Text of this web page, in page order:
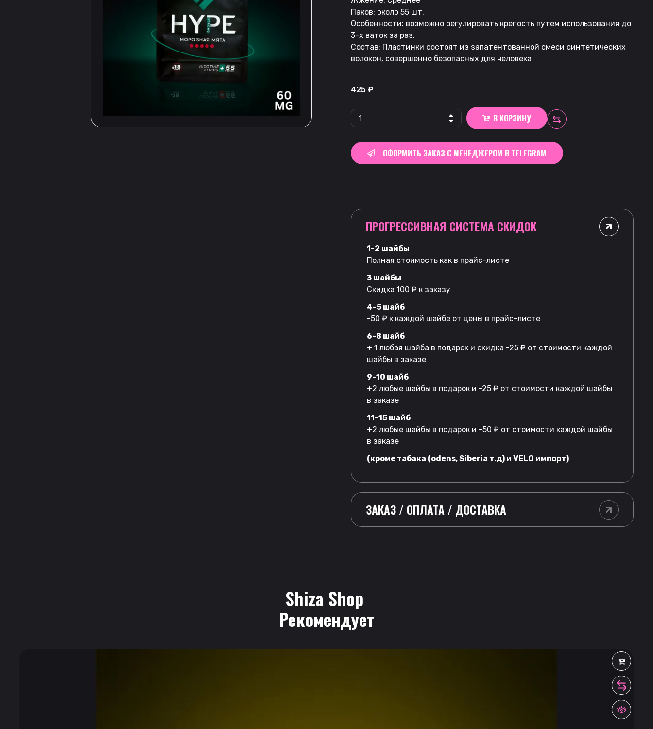
Паков: около 55 шт.
Особенности: возможно регулировать крепость путем использования до
3-х ваток за раз.
Состав: Пластинки состоят из запатентованной смеси синтетических
волокон, совершенно безопасных для человека
425 ₽
В КОРЗИНУ
ОФОРМИТЬ ЗАКАЗ С МЕНЕДЖЕРОМ В TELEGRAM
ПРОГРЕССИВНАЯ СИСТЕМА СКИДОК
1-2 шайбы
Полная стоимость как в прайс-листе
3 шайбы
Скидка 100 ₽ к заказу
4-5 шайб
-50 ₽ к каждой шайбе от цены в прайс-листе
6-8 шайб
+ 1 любая шайба в подарок и скидка -25 ₽ от стоимости каждой
шайбы в заказе
9-10 шайб
+2 любые шайбы в подарок и -25 ₽ от стоимости каждой шайбы
в заказе
11-15 шайб
+2 любые шайбы в подарок и -50 ₽ от стоимости каждой шайбы
в заказе
(кроме табака (odens, Siberia т.д) и VELO импорт)
ЗАКАЗ / ОПЛАТА / ДОСТАВКА
Shiza Shop
Рекомендует